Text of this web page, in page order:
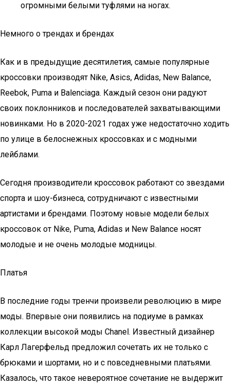
огромными белыми туфлями на ногах.
Немного о трендах и брендах
Как и в предыдущие десятилетия, самые популярные
кроссовки производят Nike, Asics, Adidas, New Balance,
Reebok, Puma и Balenciaga. Каждый сезон они радуют
своих поклонников и последователей захватывающими
новинками. Но в 2020-2021 годах уже недостаточно ходить
по улице в белоснежных кроссовках и с модными
лейблами.
Сегодня производители кроссовок работают со звездами
спорта и шоу-бизнеса, сотрудничают с известными
артистами и брендами. Поэтому новые модели белых
кроссовок от Nike, Puma, Adidas и New Balance носят
молодые и не очень молодые модницы.
Платья
В последние годы тренчи произвели революцию в мире
моды. Впервые они появились на подиуме в рамках
коллекции высокой моды Chanel. Известный дизайнер
Карл Лагерфельд предложил сочетать их не только с
брюками и шортами, но и с повседневными платьями.
Казалось, что такое невероятное сочетание не выдержит